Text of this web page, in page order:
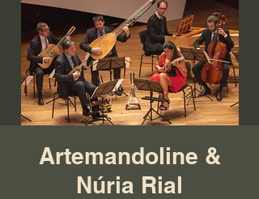
Artemandoline &
Núria Rial